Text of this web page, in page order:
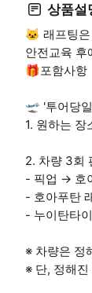
상품설
🐱 래프팅
안전교육 후
🎁포함사항
🛫 '투어당
1. 원하는
2. 차량 3회
- 픽업 → 호
- 호아푸탄
- 누이탄타
※ 차량은 정
※ 단, 정해